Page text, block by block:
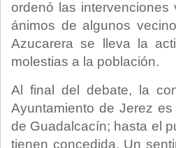
ordenó las
ánimos de algunos
Azucarera se lleva la
molestias a la población.
Al final del debate, la
Ayuntamiento de Jerez
de Guadalcacín; hasta el
tienen concedida. Un